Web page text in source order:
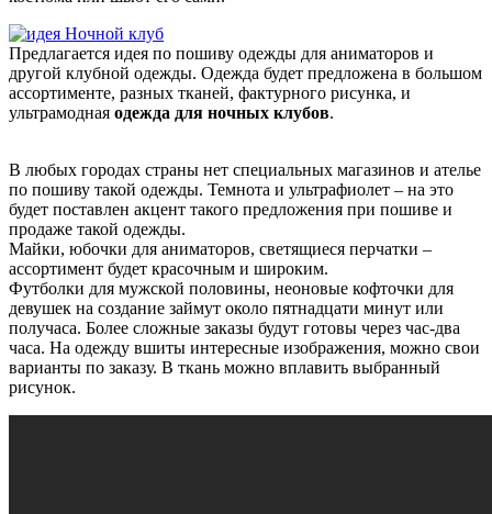
Предлагается идея по пошиву одежды для аниматоров и
другой клубной одежды. Одежда будет предложена в большом
ассортименте, разных тканей, фактурного рисунка, и
ультрамодная одежда для ночных клубов.
В любых городах страны нет специальных магазинов и ателье
по пошиву такой одежды. Темнота и ультрафиолет – на это
будет поставлен акцент такого предложения при пошиве и
продаже такой одежды.
Майки, юбочки для аниматоров, светящиеся перчатки –
ассортимент будет красочным и широким.
Футболки для мужской половины, неоновые кофточки для
девушек на создание займут около пятнадцати минут или
получаса. Более сложные заказы будут готовы через час-два
часа. На одежду вшиты интересные изображения, можно свои
варианты по заказу. В ткань можно вплавить выбранный
рисунок.